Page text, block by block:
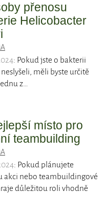
přenosu
Helicobacter
: Pokud jste o bakterii
měli byste určitě
z…
místo pro
teambuilding
: Pokud plánujete
akci nebo teambuildingové
důležitou roli vhodně